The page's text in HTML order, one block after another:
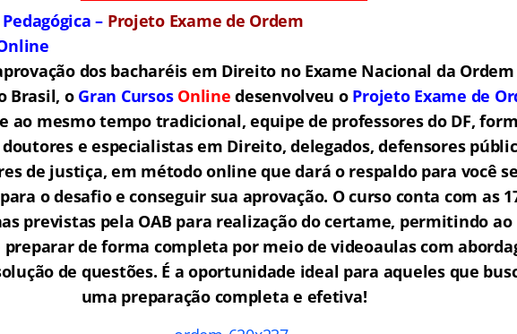
– Projeto Exame de Ordem
dos bacharéis em Direito no Exame Nacional da Ordem
Brasil, o Gran Cursos Online desenvolveu o Projeto Exame de
ao mesmo tempo tradicional, equipe de professores do DF,
e especialistas em Direito, delegados, defensores
de justiça, em método online que dará o respaldo para você se
o desafio e conseguir sua aprovação. O curso conta com as
previstas pela OAB para realização do certame, permitindo ao
preparar de forma completa por meio de videoaulas com
de questões. É a oportunidade ideal para aqueles que
uma preparação completa e efetiva!